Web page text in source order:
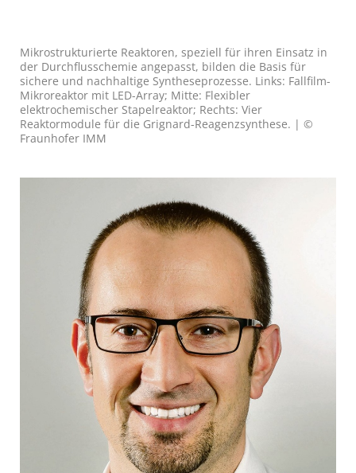
Mikrostrukturierte Reaktoren, speziell für ihren Einsatz in
der Durchflusschemie angepasst, bilden die Basis für
sichere und nachhaltige Syntheseprozesse. Links: Fallfilm-
Mikroreaktor mit LED-Array; Mitte: Flexibler
elektrochemischer Stapelreaktor; Rechts: Vier
Reaktormodule für die Grignard-Reagenzsynthese. | ©
Fraunhofer IMM